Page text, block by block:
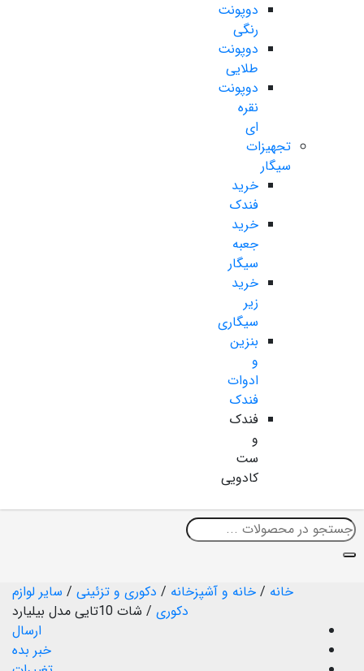
دوپونت
رنگی
دوپونت
طلایی
دوپونت
نقره
ای
تجهیزات
سیگار
خرید
فندک
خرید
جعبه
سیگار
خرید
زیر
سیگاری
بنزین
و
ادوات
فندک
فندک
و
ست
کادویی
خانه / خانه و آشپزخانه / دکوری و تزئینی / سایر لوازم
دکوری / شات 10تایی مدل بیلیارد
ارسال
خبر بده